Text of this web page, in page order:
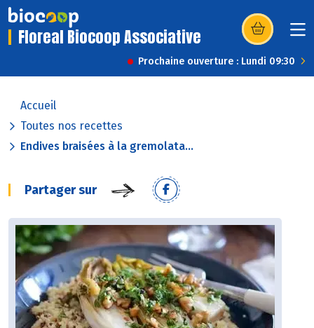
Floreal Biocoop Associative (s’ouvre dans
Prochaine ouverture : Lundi 09:30
Accueil
Toutes nos recettes
Endives braisées à la gremolata...
Partager sur